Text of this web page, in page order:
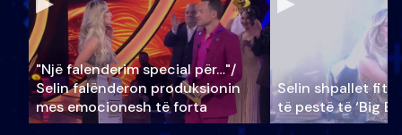
"Një falenderim special për…"/
Selin falënderon produksionin
mes emocionesh të forta
Selin shpallet
të pestë të ‘Big